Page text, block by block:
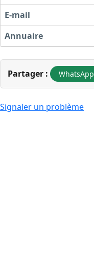
E-mail
Annuaire
Partager : WhatsApp
Signaler un problème